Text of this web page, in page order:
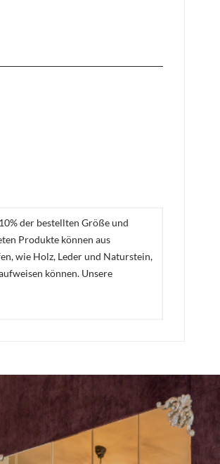
der bestellten Größe und
Produkte können aus
wie Holz, Leder und Naturstein,
können. Unsere